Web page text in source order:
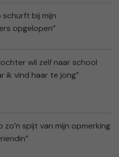
schurft bij mijn
opgelopen”
wil zelf naar school
ik vind haar te jong”
zo’n spijt van mijn opmerking